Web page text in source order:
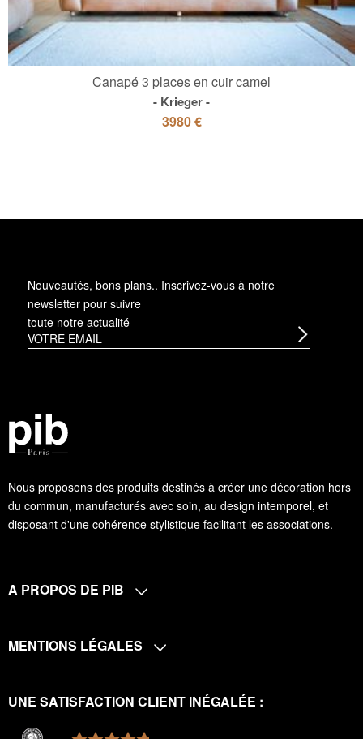
Canapé 3 places en cuir camel
Krieger
3980 €
Nous proposons des produits destinés à créer une décoration hors
du commun, manufacturés avec soin, au design intemporel, et
disposant d'une cohérence stylistique facilitant les associations.
Nouveautés, bons plans.. Inscrivez-vous à notre
newsletter pour suivre
toute notre actualité
A PROPOS DE PIB
MENTIONS LÉGALES
UNE SATISFACTION CLIENT INÉGALÉE :